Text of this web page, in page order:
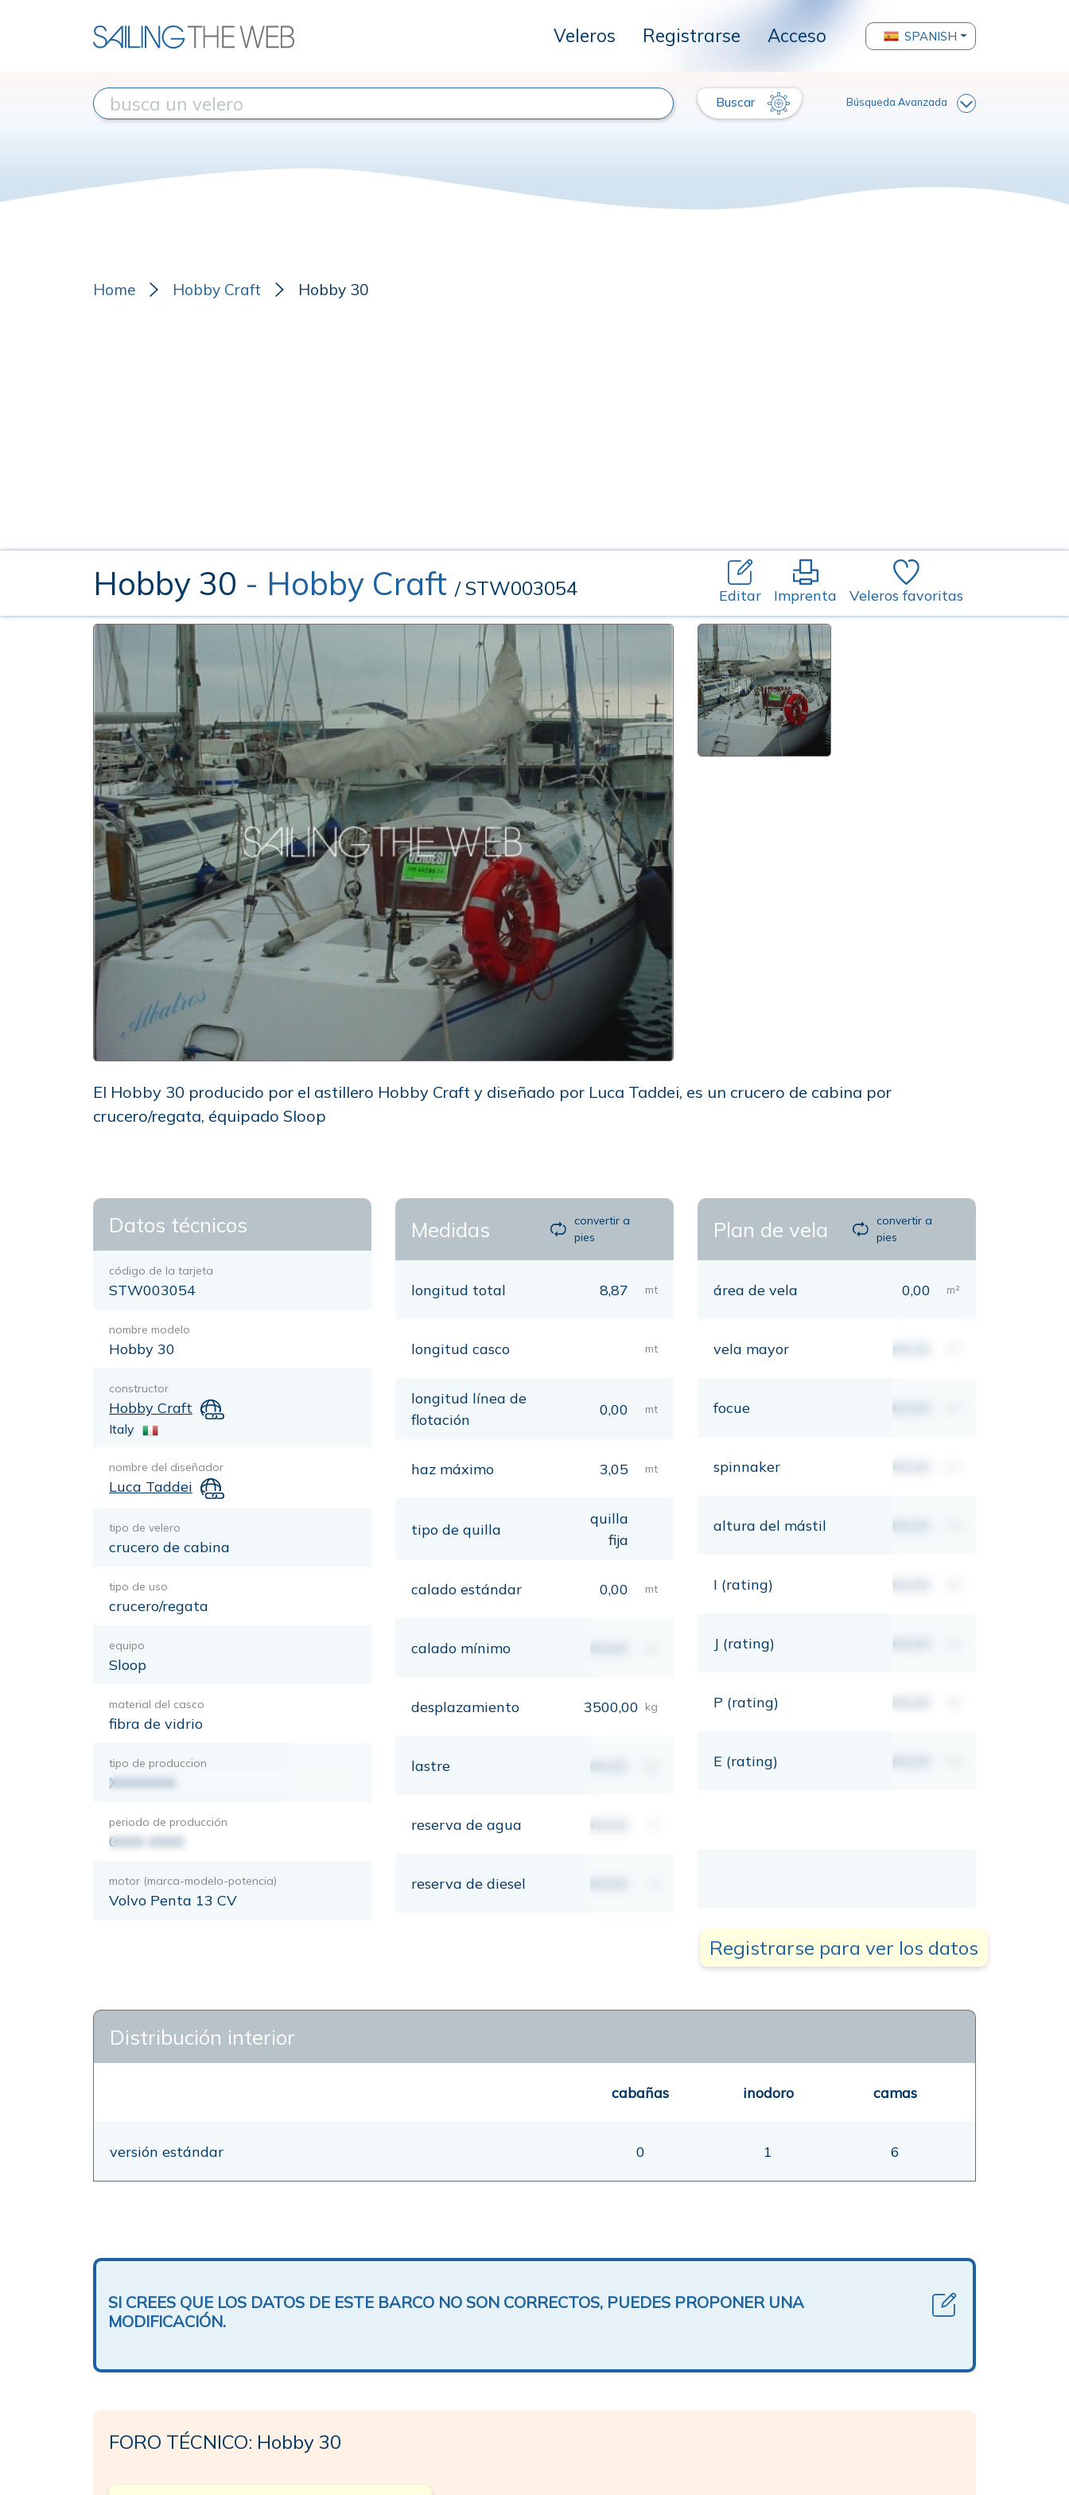
Veleros Registrarse Acceso SPANISH
Buscar Búsqueda Avanzada
Home Hobby Craft Hobby 30
Hobby 30 - Hobby Craft / STW003054 Editar Imprenta Veleros favoritas
El Hobby 30 producido por el astillero Hobby Craft y diseñado por Luca Taddei, es un crucero de cabina por
crucero/regata, équipado Sloop
Datos técnicos
código de la tarjeta
STW003054
nombre modelo
Hobby 30
constructor
Hobby Craft
Italy
nombre del diseñador
Luca Taddei
tipo de velero
crucero de cabina
tipo de uso
crucero/regata
equipo
Sloop
material del casco
fibra de vidrio
tipo de produccion
XXXXXXX
periodo de producción
0000-0000
motor (marca-modelo-potencia)
Volvo Penta 13 CV
Medidas
convertir a
pies
longitud total 8,87 mt
longitud casco mt
longitud línea de
flotación
0,00 mt
haz máximo 3,05 mt
tipo de quilla
quilla
fija
calado estándar 0,00 mt
calado mínimo 00,00
desplazamiento 3500,00 kg
lastre 00,00
reserva de agua 00,00
reserva de diesel 00,00
Plan de vela
convertir a
pies
área de vela 0,00 m²
vela mayor 00,00
focue 00,00
spinnaker 00,00
altura del mástil 00,00
I (rating) 00,00
J (rating) 00,00
P (rating) 00,00
E (rating) 00,00
Registrarse para ver los datos
Distribución interior
cabañas inodoro camas
versión estándar 0 1 6
SI CREES QUE LOS DATOS DE ESTE BARCO NO SON CORRECTOS, PUEDES PROPONER UNA
MODIFICACIÓN.
FORO TÉCNICO: Hobby 30